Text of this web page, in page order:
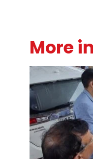
More